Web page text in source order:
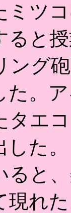
ミツ
ると
ング
た。
タエ
した
ると
現れ